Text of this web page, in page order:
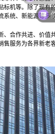
标机等。除了现有
系统、新能源等多
、合作共进、价值
售服务为各界新老